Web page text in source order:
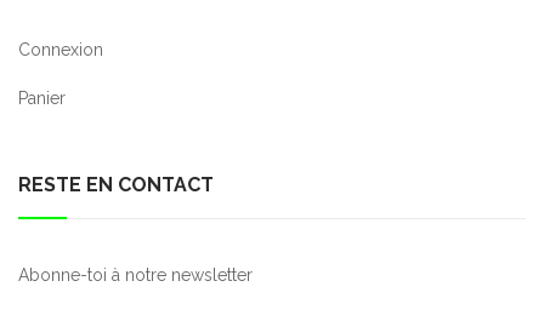
Connexion
Panier
RESTE EN CONTACT
Abonne-toi à notre newsletter